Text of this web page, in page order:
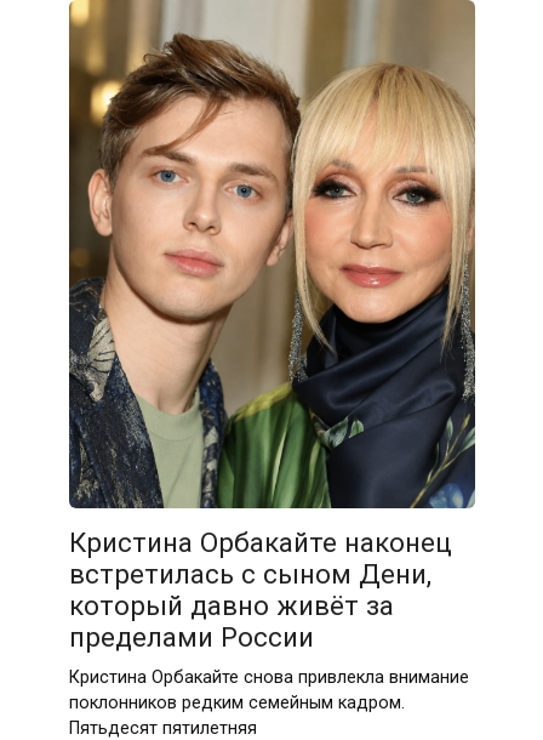
Кристина Орбакайте наконец
встретилась с сыном Дени,
который давно живёт за
пределами России
Кристина Орбакайте снова привлекла внимание
поклонников редким семейным кадром.
Пятьдесят пятилетняя